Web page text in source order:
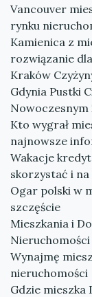
Vancouver
rynku
Kamienica z
rozwiązanie
Kraków
Gdynia Pustki
Kto wygrał
najnowsze
Wakacje
skorzystać i
Ogar polski w
szczęście
Mieszkania i
Nieruchomości
Wynajmę
nieruchomości
Gdzie mieszka